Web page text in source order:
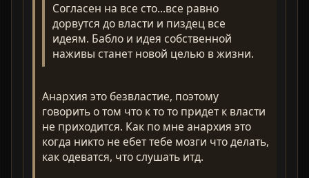
Согласен на все сто...все равно
дорвутся до власти и пиздец все
идеям. Бабло и идея собственной
наживы станет новой целью в жизни.
Анархия это безвластие, поэтому
говорить о том что к то то придет к власти
не приходится. Как по мне анархия это
когда никто не ебет тебе мозги что делать,
как одеватся, что слушать итд.